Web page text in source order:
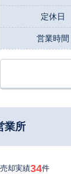
定休日
営業時間
業所
売却実績34件